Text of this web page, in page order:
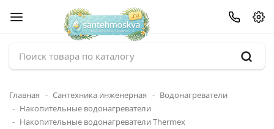
Главная Сантехника инженерная
Водонагреватели
Накопительные водонагреватели
Накопительные водонагреватели Thermex